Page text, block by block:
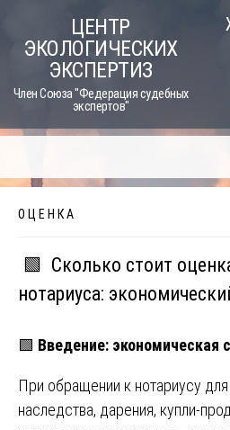
content
ЦЕНТР
ЭКОЛОГИЧЕСКИХ
ЭКСПЕРТИЗ
Член Союза "Федерация судебных
экспертов"
О Ц Е Н К А
🟩 Сколько стоит
нотариуса:
🟩 Введение: экономическая
При обращении к нотариусу
наследства, дарения, купли-